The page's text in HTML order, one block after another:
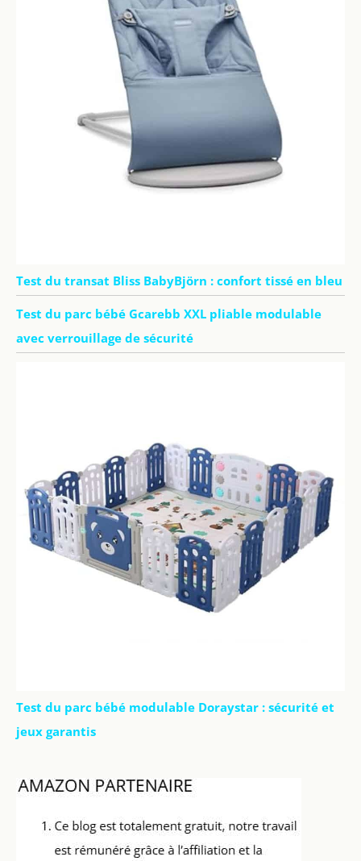
Test du transat Bliss BabyBjörn : confort tissé en bleu
Test du parc bébé Gcarebb XXL pliable modulable
avec verrouillage de sécurité
Test du parc bébé modulable Doraystar : sécurité et
jeux garantis